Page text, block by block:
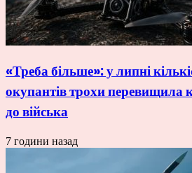
«Треба більше»: у липні
окупантів трохи перевищила
до війська
7 години назад